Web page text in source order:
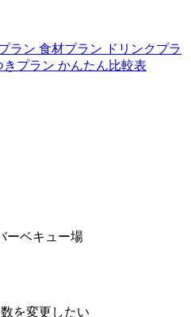
ラン 食材プラン ドリンクプラ
きプラン かんたん比較表